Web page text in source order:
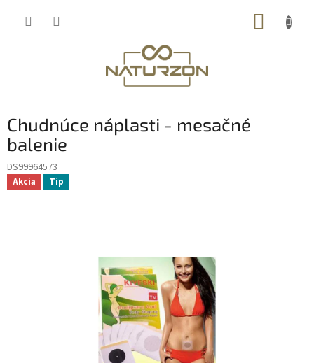
Chudnúce náplasti - mesačné
balenie
DS99964573
Akcia Tip